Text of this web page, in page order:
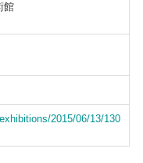
館
2015/06/13/130